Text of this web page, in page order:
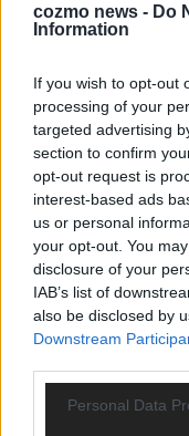
cozmo news - Do
Information
If you wish to opt-out
processing of your
targeted advertising
section to confirm
opt-out request is
interest-based ads
us or personal
your opt-out. You
disclosure of your
IAB’s list of
also be disclosed by
Downstream
Personal Data
Mai 2026
EUROVISION
Das Papierboot
Finale in Wien – alle
Mai 2026
Dänemark eröffnet,
Startreihenfolge des
Mai 2026
Alle 25 ESC-